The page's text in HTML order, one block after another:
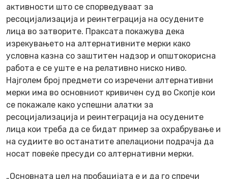
активности што се спорведуваат за
ресоцијализација и реинтеграција на осудените
лица во затворите. Праксата покажува дека
изрекувањето на алтернативните мерки како
условна казна со заштитен надзор и општокорисна
работа е се уште е на релативно ниско ниво.
Најголем број предмети со изречени алтернативни
мерки има во основниот кривичен суд во Скопје кои
се покажале како успешни алатки за
ресоцијализација и реинтеграција на осудените
лица кои треба да се бидат пример за охрабрување и
на судиите во останатите апелациони подрачја да
носат повеќе пресуди со алтернативни мерки.
„Основната цел на пробацијата е и да го спречи